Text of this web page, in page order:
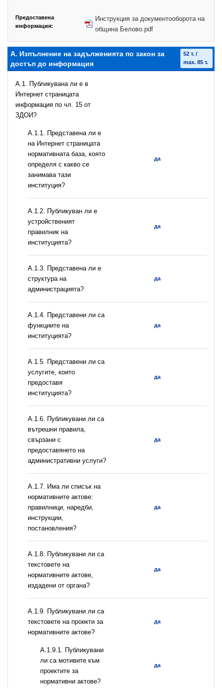
Предоставена
информация:
Инструкция за документооборота на
община Белово.pdf
А. Изпълнение на задълженията по закон за
достъп до информация
52 т. /
max. 85 т.
A.1. Публикувана ли е в
Интернет страницата
информация по чл. 15 от
ЗДОИ?
A.1.1. Представена ли е
на Интернет страницата
нормативната база, която
определя с какво се
занимава тази
институция?
да
A.1.2. Публикуван ли е
устройственият
правилник на
институцията?
да
A.1.3. Представена ли е
структура на
администрацията?
да
А.1.4. Представени ли са
функциите на
институцията?
да
А.1.5. Представени ли са
услугите, които
предоставя
институцията?
да
А.1.6. Публикувани ли са
вътрешни правила,
свързани с
предоставянето на
административни услуги?
да
А.1.7. Има ли списък на
нормативните актове:
правилници, наредби,
инструкции,
постановления?
да
А.1.8. Публикувани ли са
текстовете на
нормативните актове,
издадени от органа?
да
А.1.9. Публикувани ли са
текстовете на проекти за
нормативните актове?
да
А.1.9.1. Публикувани
ли са мотивите към
проектите за
нормативни актове?
да